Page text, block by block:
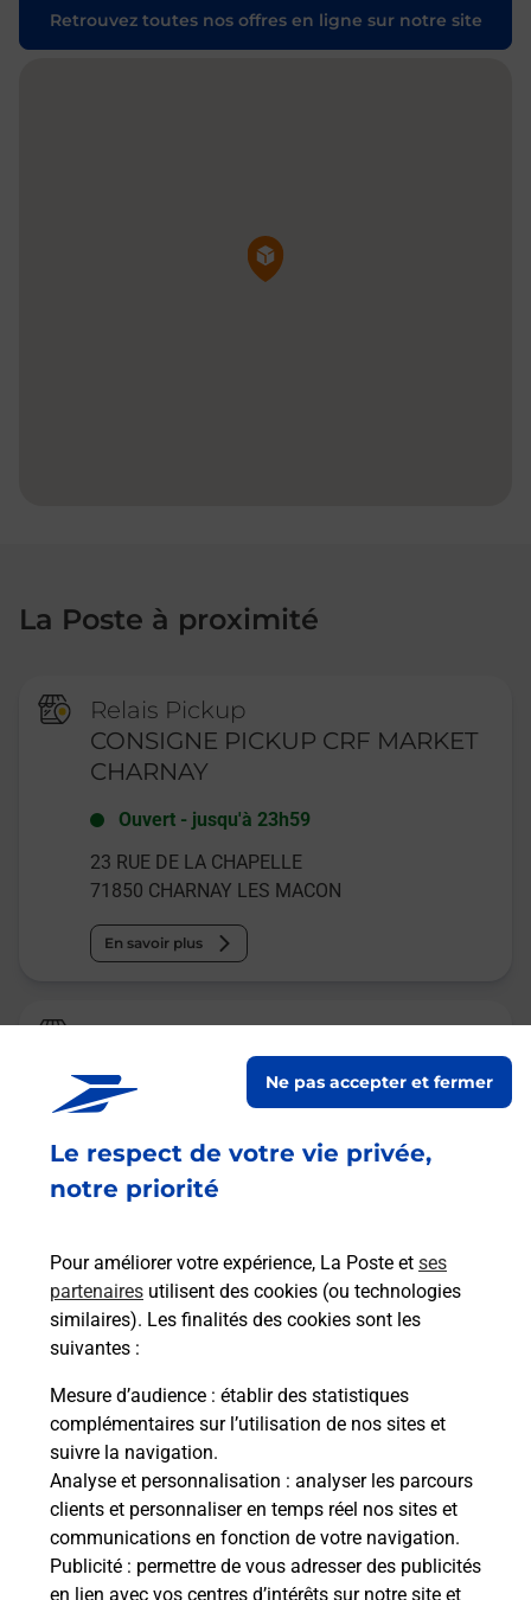
Le respect de votre vie privée,
notre priorité
Pour améliorer votre expérience, La Poste et ses
partenaires utilisent des cookies (ou technologies
similaires). Les finalités des cookies sont les
suivantes :
Mesure d’audience : établir des statistiques
complémentaires sur l’utilisation de nos sites et
suivre la navigation.
Analyse et personnalisation : analyser les parcours
clients et personnaliser en temps réel nos sites et
communications en fonction de votre navigation.
Publicité : permettre de vous adresser des publicités
en lien avec vos centres d’intérêts sur notre site et
Ne pas accepter et fermer
Retrouvez toutes nos offres en ligne sur notre site
Pin de la carte
La Poste à proximité
Relais Pickup
CONSIGNE PICKUP CRF MARKET
CHARNAY
Ouvert - jusqu'à 23h59
23 RUE DE LA CHAPELLE
71850 CHARNAY LES MACON
En savoir plus
Relais Pickup
jusqu'à 23h00
2 PLACE SAINT LOUIS
71000 MACON
Malin !
La Poste
en ligne
Ouvert 24h/24
En savoir plus